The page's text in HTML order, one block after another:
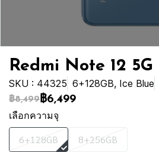
Redmi Note 12 5G
SKU : 44325 6+128GB, Ice Blue
฿8,499฿6,499
เลือกความจุ
6+128GB 8+256GB